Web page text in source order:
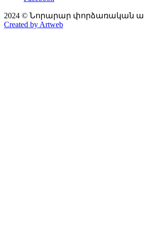
2024 © Նորարար փորձառական
Created by Artweb